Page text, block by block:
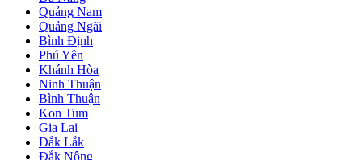
Quảng Nam
Quảng Ngãi
Bình Định
Phú Yên
Khánh Hòa
Ninh Thuận
Bình Thuận
Kon Tum
Gia Lai
Đắk Lắk
Đắk Nông